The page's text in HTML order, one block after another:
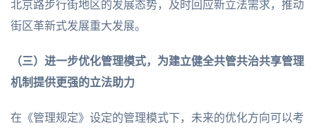
北京路步行街地区的发展态势，及时回应新立法需求，推动
街区革新式发展重大发展。
（三） 进一步优化管理模式，为建立健全共管共治共享管理
机制提供更强的立法助力
在《管理规定》设定的管理模式下，未来的优化方向可以考